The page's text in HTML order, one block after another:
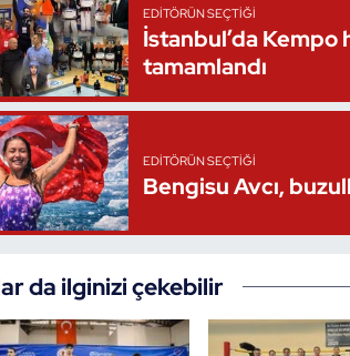
EDITÖRÜN SEÇTIĞI
İstanbul’da Kempo
tamamlandı
EDITÖRÜN SEÇTIĞI
Bengisu Avcı,
da ilginizi çekebilir